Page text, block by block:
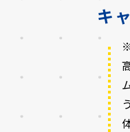
キ